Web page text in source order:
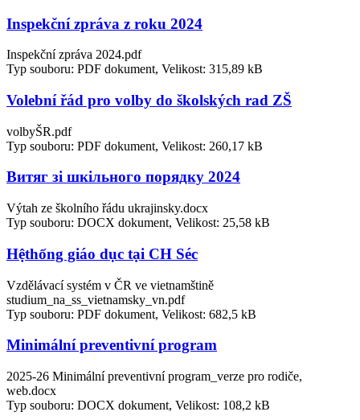
Inspekční zpráva z roku 2024
Inspekční zpráva 2024.pdf
Typ souboru: PDF dokument, Velikost: 315,89 kB
Volební řád pro volby do školských rad ZŠ
volbyŠR.pdf
Typ souboru: PDF dokument, Velikost: 260,17 kB
Витяг зі шкільного порядку 2024
Výtah ze školního řádu ukrajinsky.docx
Typ souboru: DOCX dokument, Velikost: 25,58 kB
Hệthống giáo dục tại CH Séc
Vzdělávací systém v ČR ve vietnamštině
studium_na_ss_vietnamsky_vn.pdf
Typ souboru: PDF dokument, Velikost: 682,5 kB
Minimální preventivní program
2025-26 Minimální preventivní program_verze pro rodiče,
web.docx
Typ souboru: DOCX dokument, Velikost: 108,2 kB